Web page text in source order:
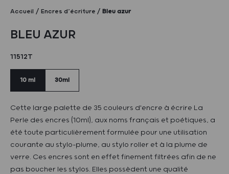
Accueil Encres d’écriture Bleu azur
BLEU AZUR
11512T
10 ml 30ml
Cette large palette de 35 couleurs d'encre à écrire La
Perle des encres (10ml), aux noms français et poétiques, a
été toute particulièrement formulée pour une utilisation
courante au stylo-plume, au stylo roller et à la plume de
verre. Ces encres sont en effet finement filtrées afin de ne
pas boucher les stylos. Elles possèdent une qualité